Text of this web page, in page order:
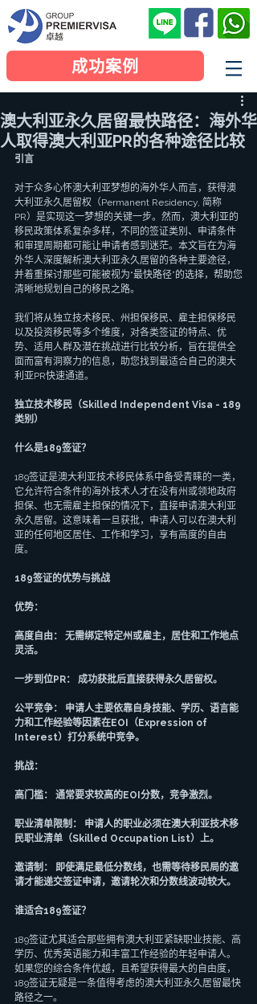
成功案例
澳大利亚永久居留最快路径：海外华
人取得澳大利亚PR的各种途径比较
引言
对于众多心怀澳大利亚梦想的海外华人而言，获得澳
大利亚永久居留权（Permanent Residency, 简称
PR）是实现这一梦想的关键一步。然而，澳大利亚的
移民政策体系复杂多样，不同的签证类别、申请条件
和审理周期都可能让申请者感到迷茫。本文旨在为海
外华人深度解析澳大利亚永久居留的各种主要途径，
并着重探讨那些可能被视为“最快路径”的选择，帮助您
清晰地规划自己的移民之路。
我们将从独立技术移民、州担保移民、雇主担保移民
以及投资移民等多个维度，对各类签证的特点、优
势、适用人群及潜在挑战进行比较分析，旨在提供全
面而富有洞察力的信息，助您找到最适合自己的澳大
利亚PR快速通道。
独立技术移民（Skilled Independent Visa - 189
类别）
什么是189签证？
189签证是澳大利亚技术移民体系中备受青睐的一类，
它允许符合条件的海外技术人才在没有州或领地政府
担保、也无需雇主担保的情况下，直接申请澳大利亚
永久居留。这意味着一旦获批，申请人可以在澳大利
亚的任何地区居住、工作和学习，享有高度的自由
度。
189签证的优势与挑战
优势：
高度自由： 无需绑定特定州或雇主，居住和工作地点
灵活。
一步到位PR： 成功获批后直接获得永久居留权。
公平竞争： 申请人主要依靠自身技能、学历、语言能
力和工作经验等因素在EOI（Expression of
Interest）打分系统中竞争。
挑战：
高门槛： 通常要求较高的EOI分数，竞争激烈。
职业清单限制： 申请人的职业必须在澳大利亚技术移
民职业清单（Skilled Occupation List）上。
邀请制： 即使满足最低分数线，也需等待移民局的邀
请才能递交签证申请，邀请轮次和分数线波动较大。
谁适合189签证？
189签证尤其适合那些拥有澳大利亚紧缺职业技能、高
学历、优秀英语能力和丰富工作经验的年轻申请人。
如果您的综合条件优越，且希望获得最大的自由度，
189签证无疑是一条值得考虑的澳大利亚永久居留最快
路径之一。